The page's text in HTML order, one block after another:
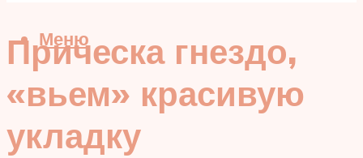
Меню
Прическа гнездо,
«вьем» красивую
укладку